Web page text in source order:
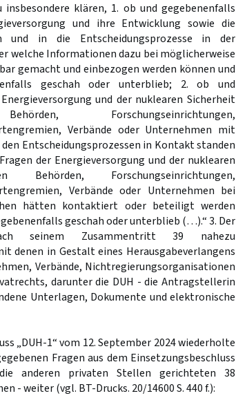
insbesondere klären, 1. ob und gegebenenfalls
und ihre Entwicklung sowie die
und in die Entscheidungsprozesse in der
welche Informationen dazu bei möglicherweise
gemacht und einbezogen werden können und
geschah oder unterblieb; 2. ob und
und der nuklearen Sicherheit
Forschungseinrichtungen,
Verbände oder Unternehmen mit
Entscheidungsprozessen in Kontakt standen
der Energieversorgung und der nuklearen
Forschungseinrichtungen,
Verbände oder Unternehmen bei
hätten kontaktiert oder beteiligt werden
geschah oder unterblieb (…).“ 3. Der
seinem Zusammentritt 39 nahezu
denen in Gestalt eines Herausgabeverlangens
Verbände, Nichtregierungsorganisationen
darunter die DUH - die Antragstellerin
Unterlagen, Dokumente und elektronische
„DUH-1“ vom 12. September 2024 wiederholte
Fragen aus dem Einsetzungsbeschluss
anderen privaten Stellen gerichteten 38
- weiter (vgl. BT-Drucks. 20/14600 S. 440 f.):